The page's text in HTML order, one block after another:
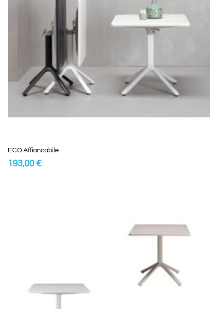
ECO Affiancabile
193,00 €